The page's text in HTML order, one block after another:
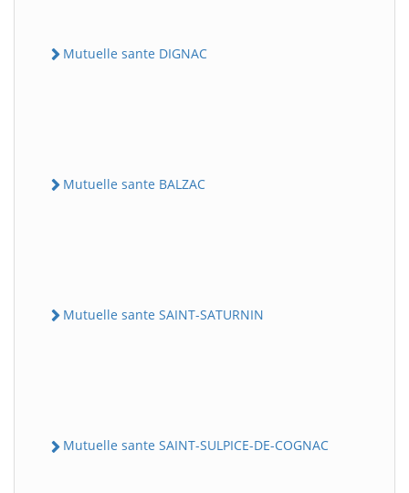
Mutuelle sante DIGNAC
Mutuelle sante BALZAC
Mutuelle sante SAINT-SATURNIN
Mutuelle sante SAINT-SULPICE-DE-COGNAC